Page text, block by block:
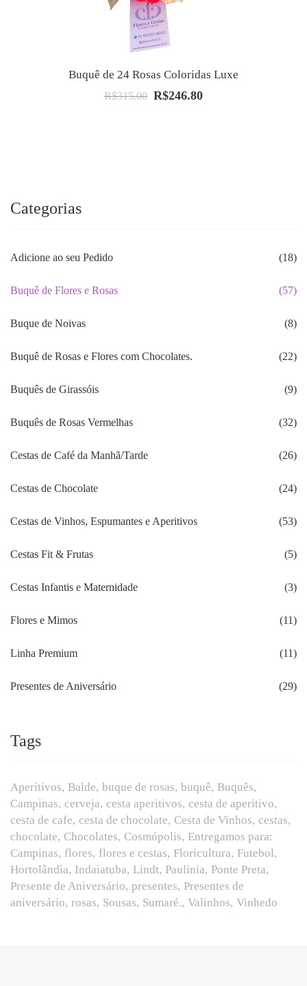
Buquê de 24 Rosas Coloridas Luxe
R$315.00 O
R$246.80O
Categorias
Adicione ao seu Pedido (18)
Buquê de Flores e Rosas (57)
Buque de Noivas (8)
Buquê de Rosas e Flores com Chocolates. (22)
Buquês de Girassóis (9)
Buquês de Rosas Vermelhas (32)
Cestas de Café da Manhã/Tarde (26)
Cestas de Chocolate (24)
Cestas de Vinhos, Espumantes e Aperitivos (53)
Cestas Fit & Frutas (5)
Cestas Infantis e Maternidade (3)
Flores e Mimos (11)
Linha Premium (11)
Presentes de Aniversário (29)
Tags
Aperitivos Balde buque de rosas buquê Buquês
Campinas cerveja cesta aperitivos cesta de aperitivo
cesta de cafe cesta de chocolate Cesta de Vinhos cestas
chocolate Chocolates Cosmópolis Entregamos para:
Campinas flores flores e cestas Floricultura Futebol
Hortolândia Indaiatuba Lindt Paulínia Ponte Preta
Presente de Aniversário presentes Presentes de
aniversário rosas Sousas Sumaré. Valinhos Vinhedo